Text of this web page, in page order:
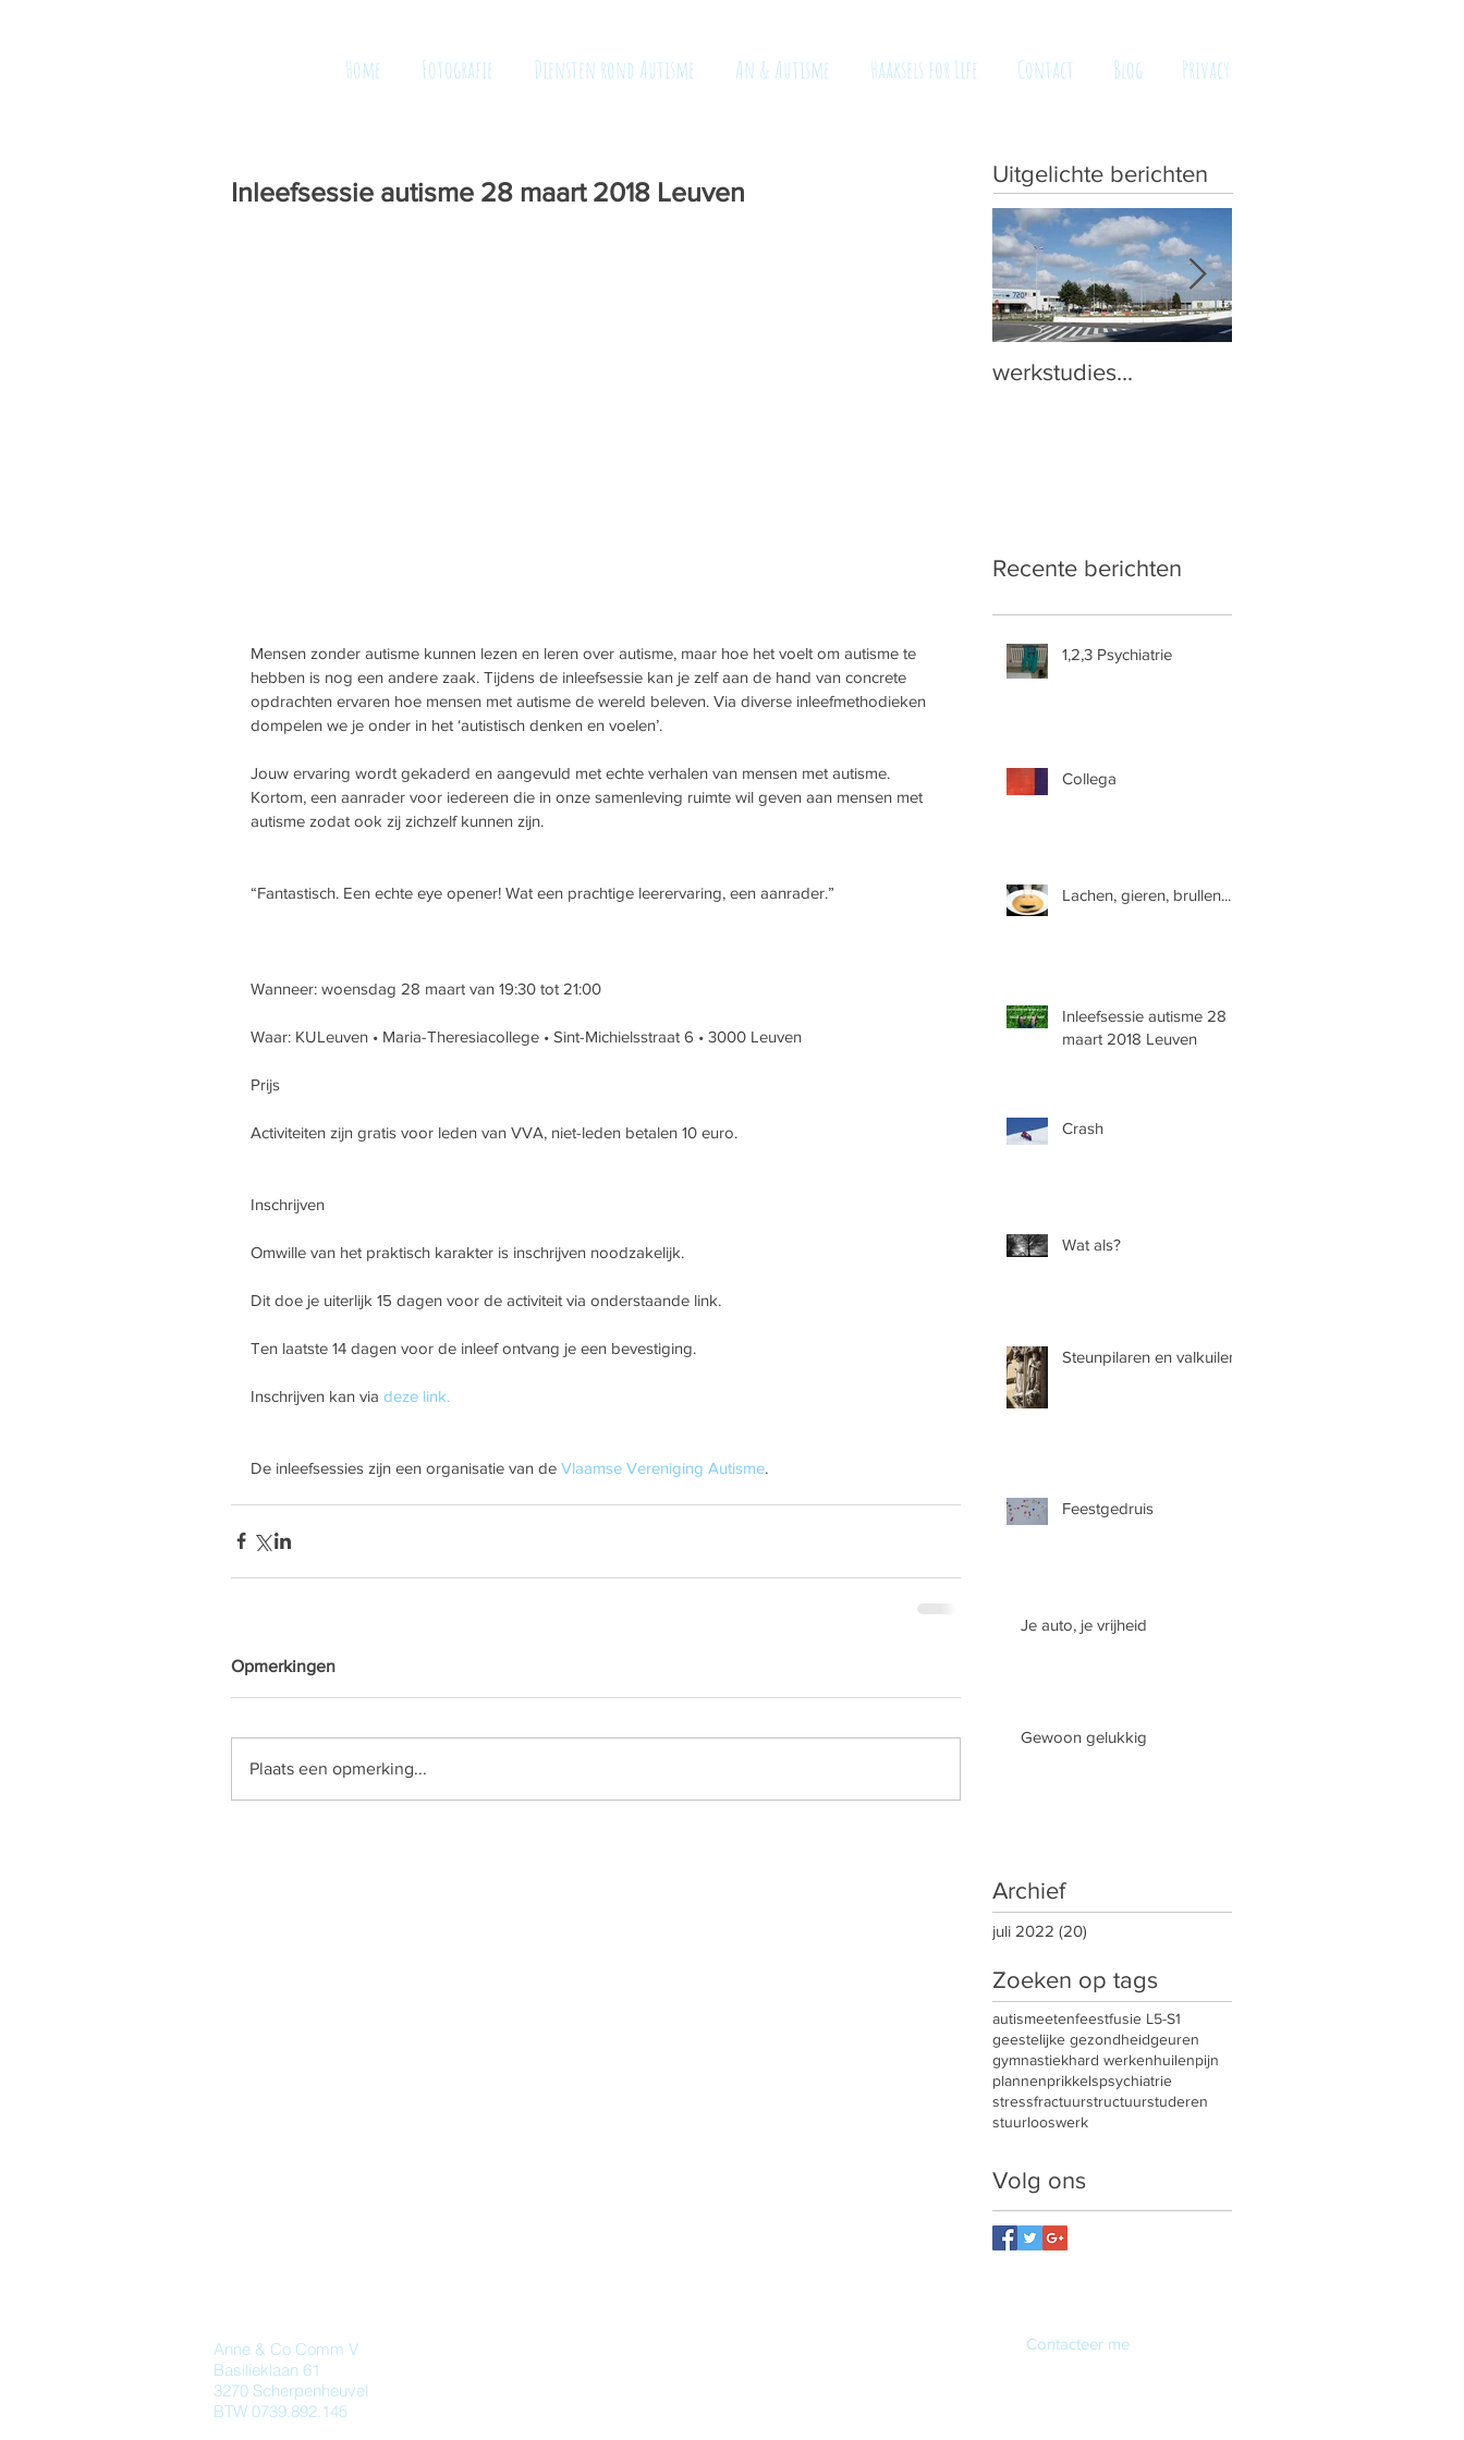
Home Fotografie Diensten rond Autisme An & Autisme Haaksels for Life Contact Blog Privacy
Inleefsessie autisme 28 maart 2018 Leuven
Mensen zonder autisme kunnen lezen en leren over autisme, maar hoe het voelt om autisme te
hebben is nog een andere zaak. Tijdens de inleefsessie kan je zelf aan de hand van concrete
opdrachten ervaren hoe mensen met autisme de wereld beleven. Via diverse inleefmethodieken
dompelen we je onder in het ‘autistisch denken en voelen’.
Jouw ervaring wordt gekaderd en aangevuld met echte verhalen van mensen met autisme.
Kortom, een aanrader voor iedereen die in onze samenleving ruimte wil geven aan mensen met
autisme zodat ook zij zichzelf kunnen zijn.
“Fantastisch. Een echte eye opener! Wat een prachtige leerervaring, een aanrader.”
Wanneer: woensdag 28 maart van 19:30 tot 21:00
Waar: KULeuven • Maria-Theresiacollege • Sint-Michielsstraat 6 • 3000 Leuven
Prijs
Activiteiten zijn gratis voor leden van VVA, niet-leden betalen 10 euro.
Inschrijven
Omwille van het praktisch karakter is inschrijven noodzakelijk.
Dit doe je uiterlijk 15 dagen voor de activiteit via onderstaande link.
Ten laatste 14 dagen voor de inleef ontvang je een bevestiging.
Inschrijven kan via deze link.
De inleefsessies zijn een organisatie van de Vlaamse Vereniging Autisme.
Opmerkingen
Plaats een opmerking...
Uitgelichte berichten
werkstudies...
Recente berichten
1,2,3 Psychiatrie
Collega
Lachen, gieren, brullen...
Inleefsessie autisme 28
maart 2018 Leuven
Crash
Wat als?
Steunpilaren en valkuilen
Feestgedruis
Je auto, je vrijheid
Gewoon gelukkig
Archief
juli 2022 (20)
Zoeken op tags
autismeetenfeestfusie L5-S1
geestelijke gezondheidgeuren
gymnastiekhard werkenhuilenpijn
plannenprikkelspsychiatrie
stressfractuurstructuurstuderen
stuurlooswerk
Volg ons
Anne & Co Comm V
Basilieklaan 61
3270 Scherpenheuvel
BTW 0739.892.145
Contacteer me